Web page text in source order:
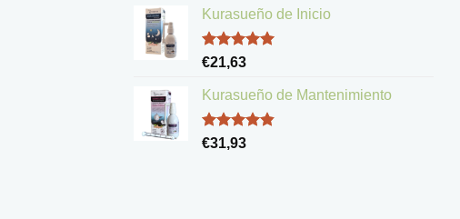
de 5
Kurasueño de Inicio
Valorado
de 5
€21,63
Kurasueño de Mantenimiento
Valorado
€31,93